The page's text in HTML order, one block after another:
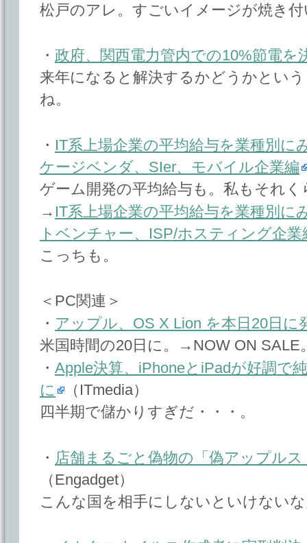
松戸のアレ。すごいイメージが焼き
・ 政府、関西電力管内での10%節電を
来年になると解決するかどうかとい
ね。
・ IT系上場企業の平均給与を業種別に
ケージベンダ、SIer、モバイル企業編
ゲーム開発の平均給与も。私もそれ
→ IT系上場企業の平均給与を業種別に
トベンチャー、ISP/ホスティング企業
こっちも。
＜PC関連＞
・ アップル、OS X Lion を本日20日に
米国時間の20日に。→NOW ON SALE
・ Apple決算、iPhoneとiPadが好調で
に
（ITmedia）
四半期で儲かりすぎだ・・・。
・ 店舗まるごと偽物の「偽アップル
（Engadget）
こんな国を相手にしないといけない